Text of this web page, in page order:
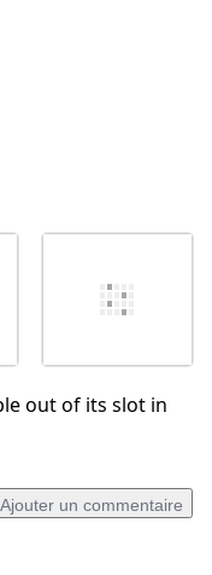
out of its slot in
Ajouter un commentaire